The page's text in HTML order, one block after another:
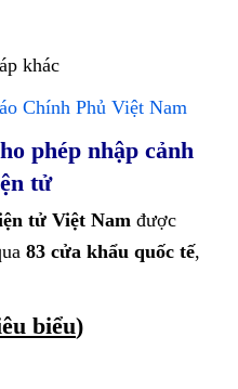
khác
Chính Phủ Việt Nam
phép nhập cảnh
tử
tử Việt Nam được
83 cửa khẩu quốc tế,
biểu)